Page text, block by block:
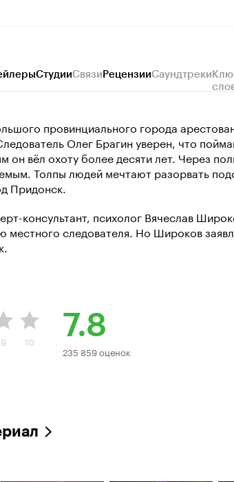
СтудииСвязиРецензииСаундтреки
провинциального города
Олег Брагин уверен, что
вёл охоту более десяти лет. Через
Толпы людей мечтают разорвать
Придонск.
консультант, психолог Вячеслав
следователя. Но Широков
9 10
7.8
Рейтинг
235 859 оценок